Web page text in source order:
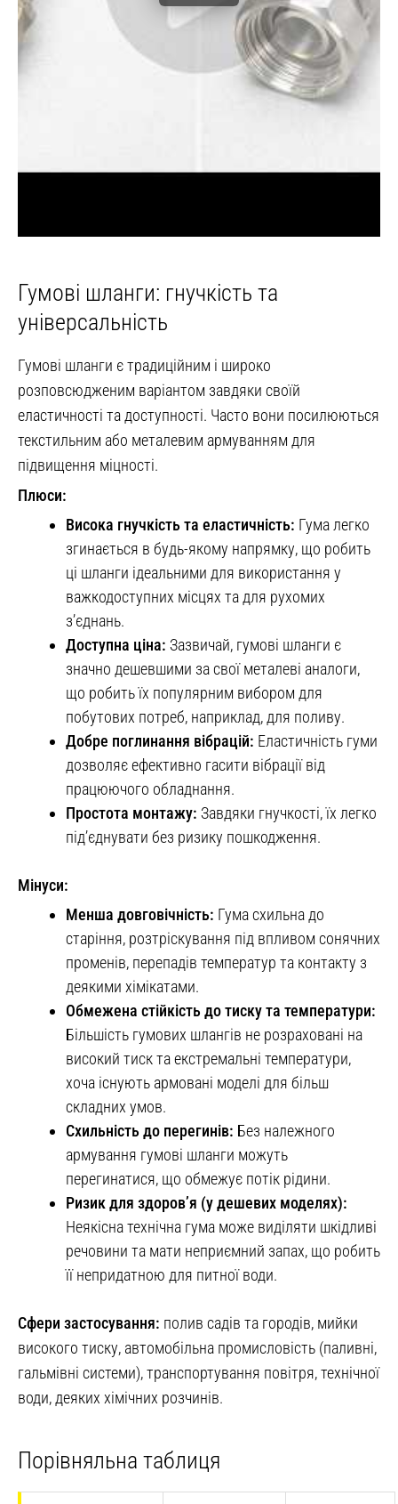
Гумові шланги: гнучкість та
універсальність
Гумові шланги є традиційним і широко
розповсюдженим варіантом завдяки своїй
еластичності та доступності. Часто вони посилюються
текстильним або металевим армуванням для
підвищення міцності.
Плюси:
Висока гнучкість та еластичність: Гума легко
згинається в будь-якому напрямку, що робить
ці шланги ідеальними для використання у
важкодоступних місцях та для рухомих
з’єднань.
Доступна ціна: Зазвичай, гумові шланги є
значно дешевшими за свої металеві аналоги,
що робить їх популярним вибором для
побутових потреб, наприклад, для поливу.
Добре поглинання вібрацій: Еластичність гуми
дозволяє ефективно гасити вібрації від
працюючого обладнання.
Простота монтажу: Завдяки гнучкості, їх легко
під’єднувати без ризику пошкодження.
Мінуси:
Менша довговічність: Гума схильна до
старіння, розтріскування під впливом сонячних
променів, перепадів температур та контакту з
деякими хімікатами.
Обмежена стійкість до тиску та температури:
Більшість гумових шлангів не розраховані на
високий тиск та екстремальні температури,
хоча існують армовані моделі для більш
складних умов.
Схильність до перегинів: Без належного
армування гумові шланги можуть
перегинатися, що обмежує потік рідини.
Ризик для здоров’я (у дешевих моделях):
Неякісна технічна гума може виділяти шкідливі
речовини та мати неприємний запах, що робить
її непридатною для питної води.
Сфери застосування: полив садів та городів, мийки
високого тиску, автомобільна промисловість (паливні,
гальмівні системи), транспортування повітря, технічної
води, деяких хімічних розчинів.
Порівняльна таблиця